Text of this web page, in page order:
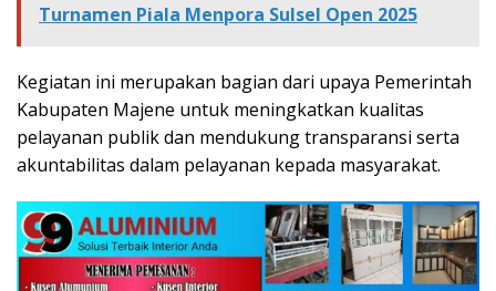
Turnamen Piala Menpora Sulsel Open 2025
Kegiatan ini merupakan bagian dari upaya Pemerintah
Kabupaten Majene untuk meningkatkan kualitas
pelayanan publik dan mendukung transparansi serta
akuntabilitas dalam pelayanan kepada masyarakat.